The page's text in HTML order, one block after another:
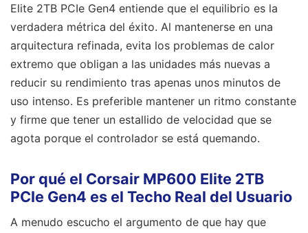
Elite 2TB PCIe Gen4 entiende que el equilibrio es la
verdadera métrica del éxito. Al mantenerse en una
arquitectura refinada, evita los problemas de calor
extremo que obligan a las unidades más nuevas a
reducir su rendimiento tras apenas unos minutos de
uso intenso. Es preferible mantener un ritmo constante
y firme que tener un estallido de velocidad que se
agota porque el controlador se está quemando.
Por qué el Corsair MP600 Elite 2TB
PCIe Gen4 es el Techo Real del Usuario
A menudo escucho el argumento de que hay que